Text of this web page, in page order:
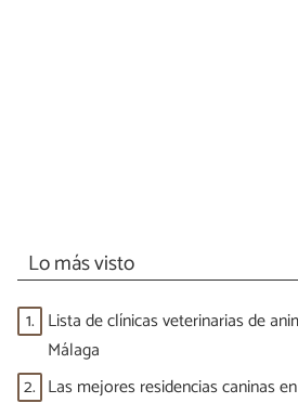
Lo más visto
1. Lista de clínicas veterinarias de
Málaga
2. Las mejores residencias caninas